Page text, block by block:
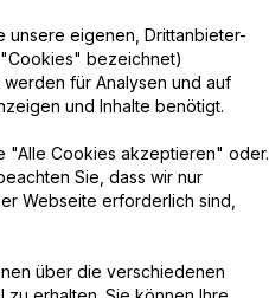
eigenen, Drittanbieter-
bezeichnet)
werden für Analysen und auf
und Inhalte benötigt.
"Alle Cookies akzeptieren" oder.
Sie, dass wir nur
Webseite erforderlich sind,
über die verschiedenen